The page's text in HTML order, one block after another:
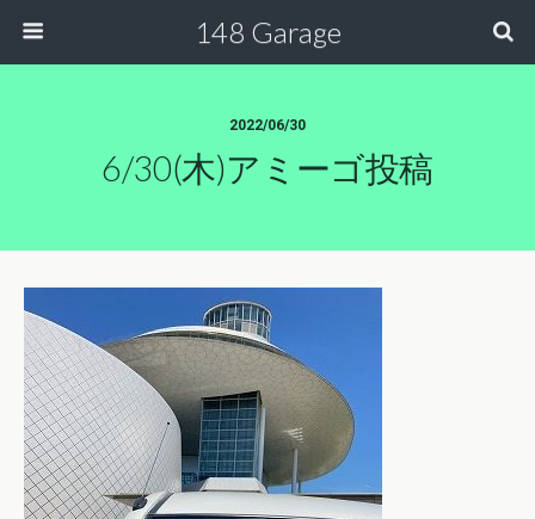
148 Garage
2022/06/30
6/30(木)アミーゴ投稿